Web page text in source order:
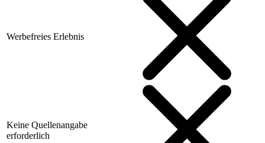
Werbefreies Erlebnis
Keine Quellenangabe
erforderlich